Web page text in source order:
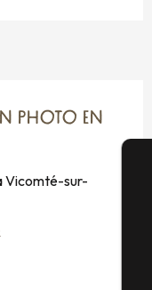
PHOTO EN
Vicomté-sur-